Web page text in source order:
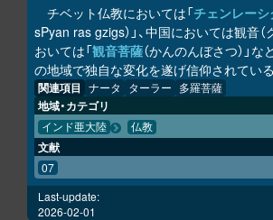
チベット仏教においては「チェンレーシ
sPyan ras gzigs）」、中国においては観音（
おいては「観音菩薩（かんのんぼさつ）」
の地域で独自な変化を遂げ信仰されている
関連項目 ナータ ターラー 多羅菩薩
地域・カテゴリ
インド亜大陸 仏教
文献
07
Last-update:
2026-02-01